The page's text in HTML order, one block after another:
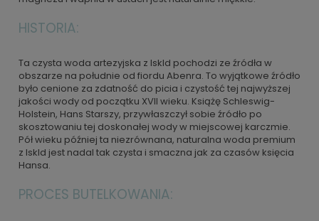
HISTORIA:
Ta czysta woda artezyjska z Iskld pochodzi ze źródła w
obszarze na południe od fiordu Abenra. To wyjątkowe źródło
było cenione za zdatność do picia i czystość tej najwyższej
jakości wody od początku XVII wieku. Książę Schleswig-
Holstein, Hans Starszy, przywłaszczył sobie źródło po
skosztowaniu tej doskonałej wody w miejscowej karczmie.
Pół wieku później ta niezrównana, naturalna woda premium
z Iskld jest nadal tak czysta i smaczna jak za czasów księcia
Hansa.
PROCES BUTELKOWANIA: